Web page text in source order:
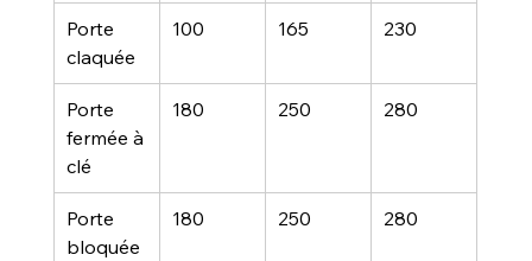
Porte
claquée
100 165 230
Porte
fermée à
clé
180 250 280
Porte
bloquée
180 250 280